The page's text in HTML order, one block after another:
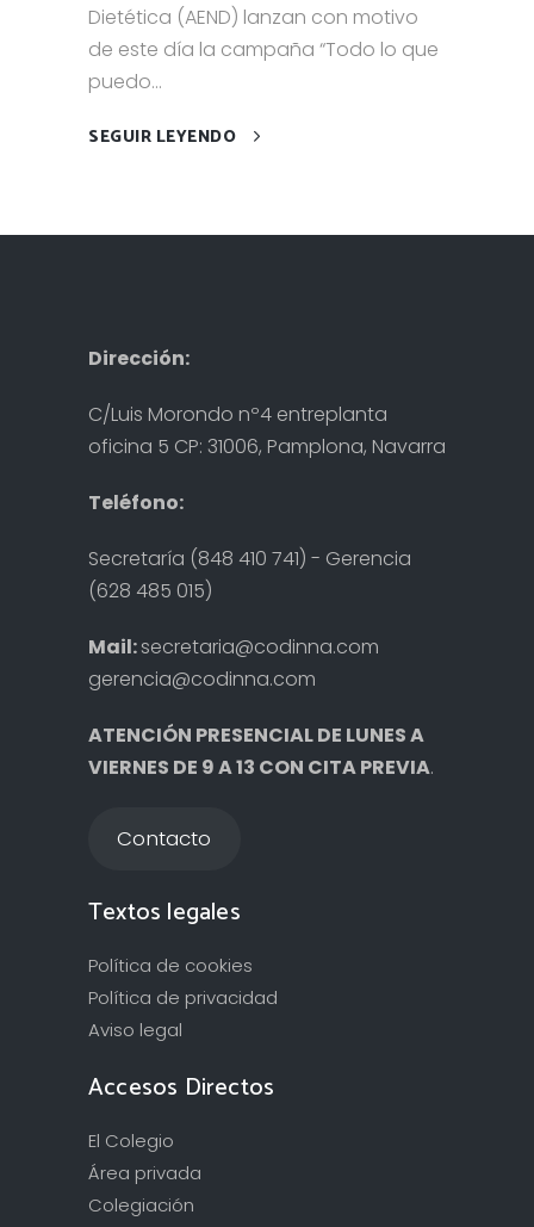
Dietética (AEND) lanzan con motivo
de este día la campaña “Todo lo que
puedo...
SEGUIR LEYENDO
Dirección:
C/Luis Morondo nº4 entreplanta
oficina 5 CP: 31006, Pamplona, Navarra
Teléfono:
Secretaría (848 410 741) - Gerencia
(628 485 015)
Mail:secretaria@codinna.com
gerencia@codinna.com
ATENCIÓN PRESENCIAL DE LUNES A
VIERNES DE 9 A 13 CON CITA PREVIA.
Contacto
Textos legales
Política de cookies
Política de privacidad
Aviso legal
Accesos Directos
El Colegio
Área privada
Colegiación